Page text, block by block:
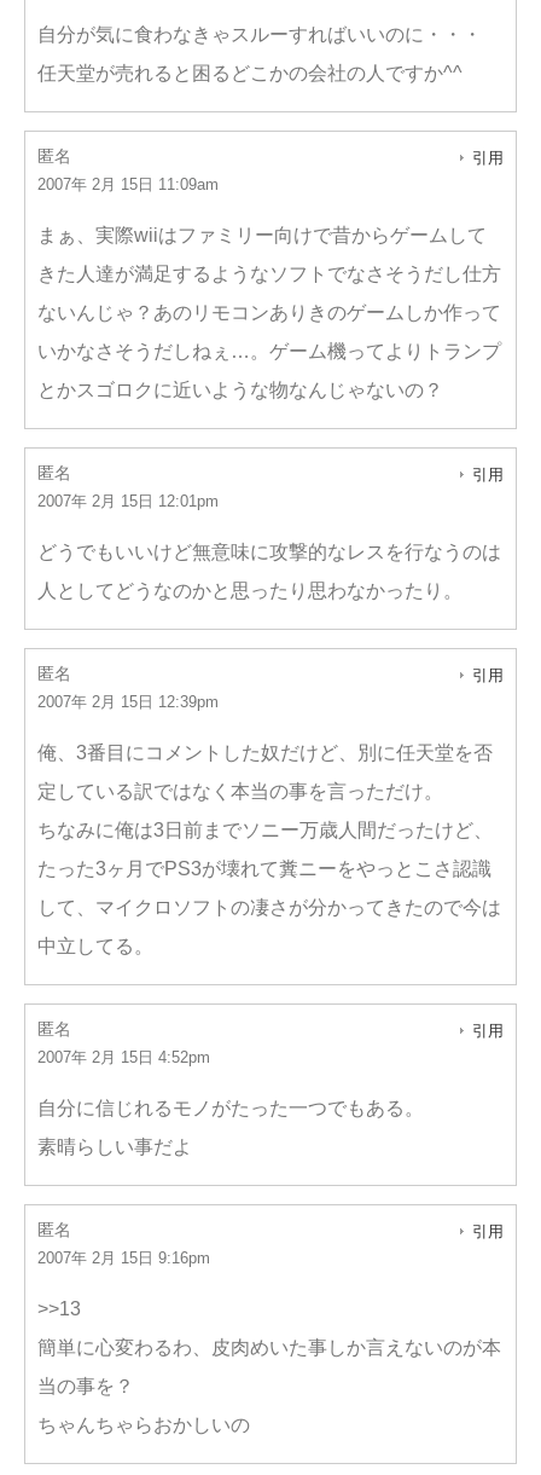
自分が気に食わなきゃスルーすればいいのに・・・
任天堂が売れると困るどこかの会社の人ですか^^
匿名
2007年 2月 15日 11:09am
引用
まぁ、実際wiiはファミリー向けで昔からゲームして
きた人達が満足するようなソフトでなさそうだし仕方
ないんじゃ？あのリモコンありきのゲームしか作って
いかなさそうだしねぇ…。ゲーム機ってよりトランプ
とかスゴロクに近いような物なんじゃないの？
匿名
2007年 2月 15日 12:01pm
引用
どうでもいいけど無意味に攻撃的なレスを行なうのは
人としてどうなのかと思ったり思わなかったり。
匿名
2007年 2月 15日 12:39pm
引用
俺、3番目にコメントした奴だけど、別に任天堂を否
定している訳ではなく本当の事を言っただけ。
ちなみに俺は3日前までソニー万歳人間だったけど、
たった3ヶ月でPS3が壊れて糞ニーをやっとこさ認識
して、マイクロソフトの凄さが分かってきたので今は
中立してる。
匿名
2007年 2月 15日 4:52pm
引用
自分に信じれるモノがたった一つでもある。
素晴らしい事だよ
匿名
2007年 2月 15日 9:16pm
引用
>>13
簡単に心変わるわ、皮肉めいた事しか言えないのが本
当の事を？
ちゃんちゃらおかしいの